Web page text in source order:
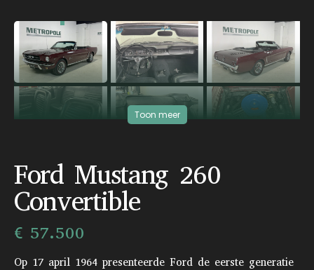
‹ ›
Toon meer
Ford Mustang 260
Convertible
€ 57.500
Op 17 april 1964 presenteerde Ford de eerste generatie